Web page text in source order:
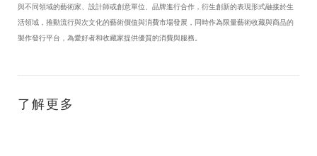
與不同領域的藝術家、設計師或創意單位、品牌進行合作，衍生創新的表現形式融接於生
活領域，推動流行與次文化的藝術價值與消費市場發展，同時作為限量藝術收藏與商品的
製作發行平台，為愛好者和收藏家提供優質的消費與服務。
了解更多